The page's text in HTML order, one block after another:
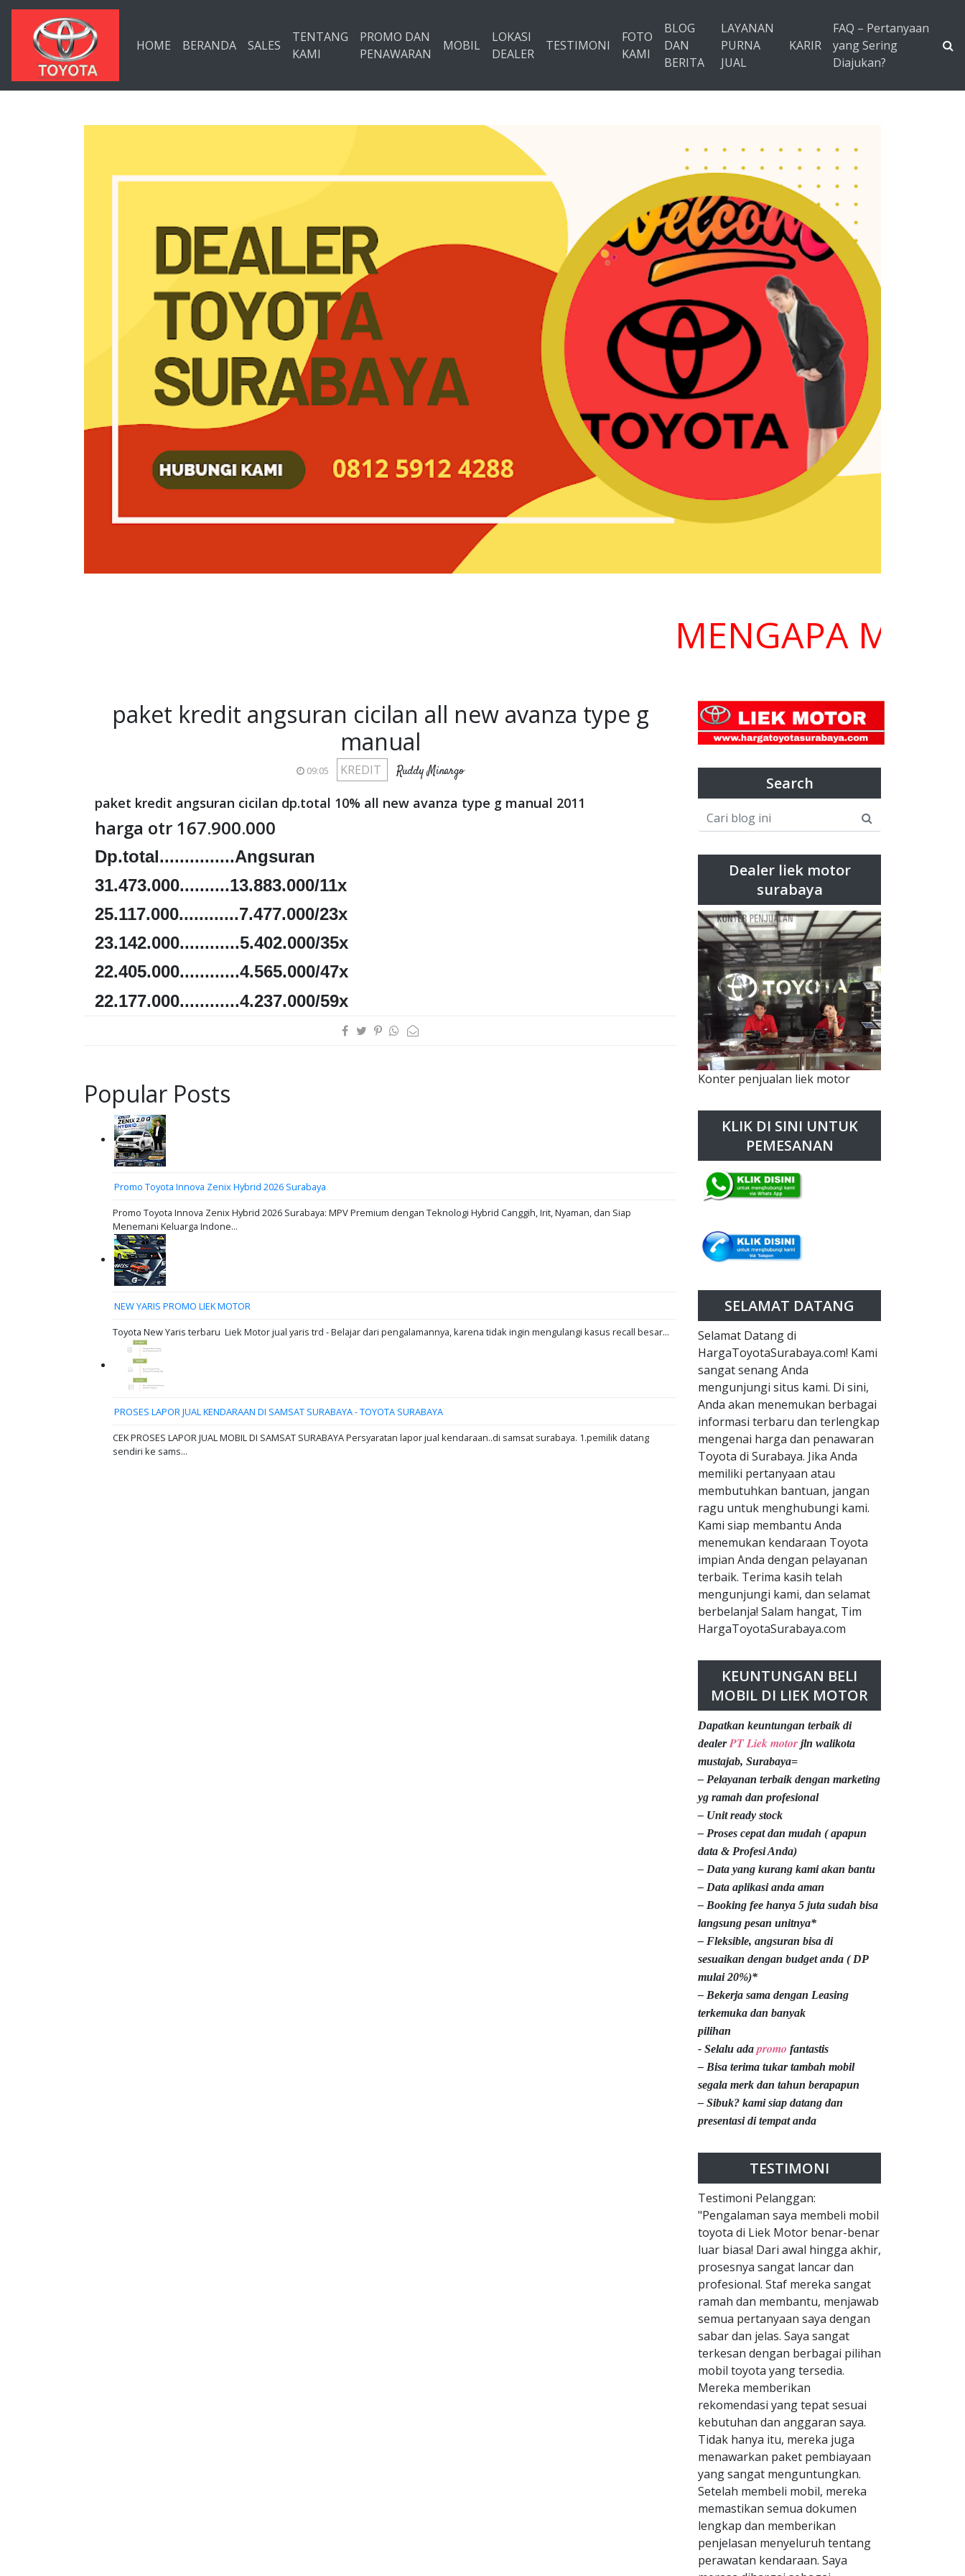
Langsung ke konten utama
HOME BERANDA SALES
TENTANG
KAMI
PROMO DAN
PENAWARAN
MOBIL
LOKASI
DEALER
TESTIMONI
FOTO
KAMI
BLOG
DAN
BERITA
LAYANAN
PURNA
JUAL
KARIR
FAQ – Pertanyaan
yang Sering
Diajukan?
MENGAPA
paket kredit angsuran cicilan all new avanza type g
manual
09:05 KREDIT Ruddy Minargo
paket kredit angsuran cicilan dp.total 10% all new avanza type g manual 2011
harga otr 167.900.000
Dp.total...............Angsuran
31.473.000..........13.883.000/11x
25.117.000............7.477.000/23x
23.142.000............5.402.000/35x
22.405.000............4.565.000/47x
22.177.000............4.237.000/59x
Popular Posts
Promo Toyota Innova Zenix Hybrid 2026 Surabaya
Promo Toyota Innova Zenix Hybrid 2026 Surabaya: MPV Premium dengan Teknologi Hybrid Canggih, Irit, Nyaman, dan Siap
Menemani Keluarga Indone...
NEW YARIS PROMO LIEK MOTOR
Toyota New Yaris terbaru Liek Motor jual yaris trd - Belajar dari pengalamannya, karena tidak ingin mengulangi kasus recall besar...
PROSES LAPOR JUAL KENDARAAN DI SAMSAT SURABAYA - TOYOTA SURABAYA
CEK PROSES LAPOR JUAL MOBIL DI SAMSAT SURABAYA Persyaratan lapor jual kendaraan..di samsat surabaya. 1.pemilik datang
sendiri ke sams...
Search
Dealer liek motor
surabaya
Konter penjualan liek motor
KLIK DI SINI UNTUK
PEMESANAN
SELAMAT DATANG
Selamat Datang di
HargaToyotaSurabaya.com! Kami
sangat senang Anda
mengunjungi situs kami. Di sini,
Anda akan menemukan berbagai
informasi terbaru dan terlengkap
mengenai harga dan penawaran
Toyota di Surabaya. Jika Anda
memiliki pertanyaan atau
membutuhkan bantuan, jangan
ragu untuk menghubungi kami.
Kami siap membantu Anda
menemukan kendaraan Toyota
impian Anda dengan pelayanan
terbaik. Terima kasih telah
mengunjungi kami, dan selamat
berbelanja! Salam hangat, Tim
HargaToyotaSurabaya.com
KEUNTUNGAN BELI
MOBIL DI LIEK MOTOR
Dapatkan keuntungan terbaik di
dealerPT Liek motor jln walikota
mustajab, Surabaya=
– Pelayanan terbaik dengan marketing
yg ramah dan profesional
– Unit ready stock
– Proses cepat dan mudah ( apapun
data & Profesi Anda)
– Data yang kurang kami akan bantu
– Data aplikasi anda aman
– Booking fee hanya 5 juta sudah bisa
langsung pesan unitnya*
– Fleksible, angsuran bisa di
sesuaikan dengan budget anda ( DP
mulai 20%)*
– Bekerja sama dengan Leasing
terkemuka dan banyak
pilihan
- Selalu ada promo fantastis
– Bisa terima tukar tambah mobil
segala merk dan tahun berapapun
– Sibuk? kami siap datang dan
presentasi di tempat anda
TESTIMONI
Testimoni Pelanggan:
"Pengalaman saya membeli mobil
toyota di Liek Motor benar-benar
luar biasa! Dari awal hingga akhir,
prosesnya sangat lancar dan
profesional. Staf mereka sangat
ramah dan membantu, menjawab
semua pertanyaan saya dengan
sabar dan jelas. Saya sangat
terkesan dengan berbagai pilihan
mobil toyota yang tersedia.
Mereka memberikan
rekomendasi yang tepat sesuai
kebutuhan dan anggaran saya.
Tidak hanya itu, mereka juga
menawarkan paket pembiayaan
yang sangat menguntungkan.
Setelah membeli mobil, mereka
memastikan semua dokumen
lengkap dan memberikan
penjelasan menyeluruh tentang
perawatan kendaraan. Saya